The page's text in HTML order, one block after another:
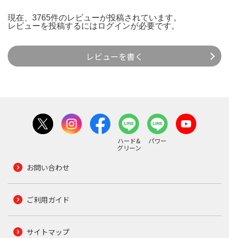
現在、3765件のレビューが投稿されています。
レビューを投稿するには ログインが必要です。
レビューを書く
ハード&
グリーン
パワー
お問い合わせ
ご利用ガイド
サイトマップ